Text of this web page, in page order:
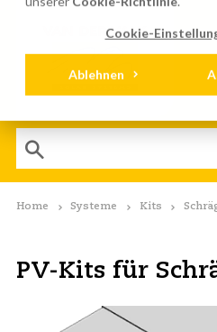
Cookie-
Ablehnen
Home Systeme Kits
PV-Kits für